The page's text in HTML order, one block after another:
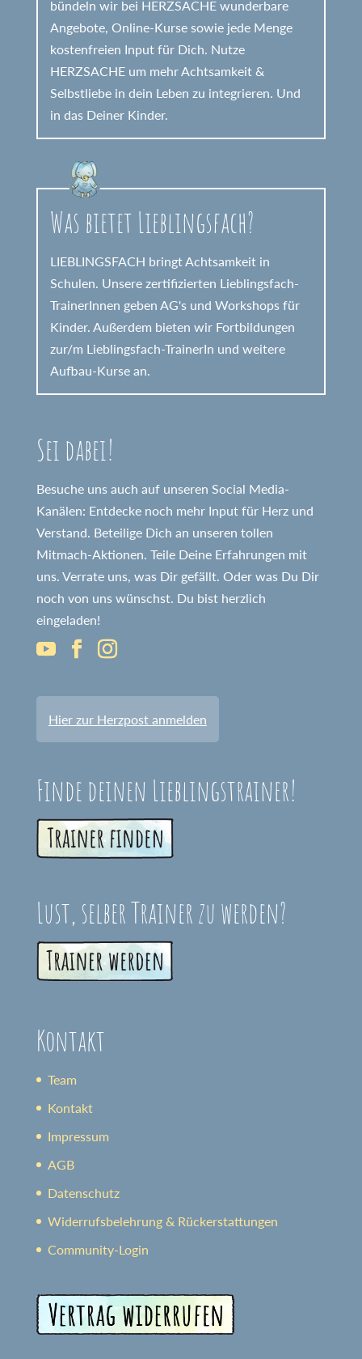
bündeln wir bei HERZSACHE wunderbare
Angebote, Online-Kurse sowie jede Menge
kostenfreien Input für Dich. Nutze
HERZSACHE um mehr Achtsamkeit &
Selbstliebe in dein Leben zu integrieren. Und
in das Deiner Kinder.
Was bietet Lieblingsfach?
LIEBLINGSFACH bringt Achtsamkeit in
Schulen. Unsere zertifizierten Lieblingsfach-
TrainerInnen geben AG's und Workshops für
Kinder. Außerdem bieten wir Fortbildungen
zur/m Lieblingsfach-TrainerIn und weitere
Aufbau-Kurse an.
Sei dabei!
Besuche uns auch auf unseren Social Media-
Kanälen: Entdecke noch mehr Input für Herz und
Verstand. Beteilige Dich an unseren tollen
Mitmach-Aktionen. Teile Deine Erfahrungen mit
uns. Verrate uns, was Dir gefällt. Oder was Du Dir
noch von uns wünschst. Du bist herzlich
eingeladen!
Hier zur Herzpost anmelden
Finde deinen Lieblingstrainer!
Lust, selber Trainer zu werden?
Kontakt
Team
Kontakt
Impressum
AGB
Datenschutz
Widerrufsbelehrung & Rückerstattungen
Community-Login